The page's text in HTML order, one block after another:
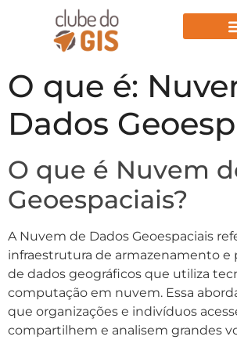
O que é:
Dados
O que é Nuvem
Geoespaciais?
A Nuvem de Dados Geoespaciais
infraestrutura de armazenamento e
de dados geográficos que utiliza
computação em nuvem. Essa
que organizações e indivíduos
compartilhem e analisem grandes